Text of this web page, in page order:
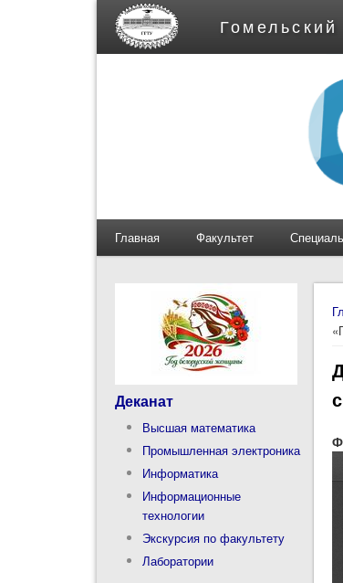
Главная Факультет
Деканат
Высшая математика
Промышленная электроника
Информатика
Информационные
технологии
Экскурсия по факультету
Лаборатории